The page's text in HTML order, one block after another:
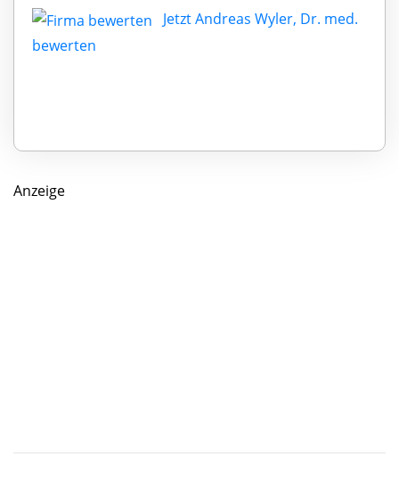
Jetzt Andreas Wyler, Dr. med.
bewerten
Anzeige